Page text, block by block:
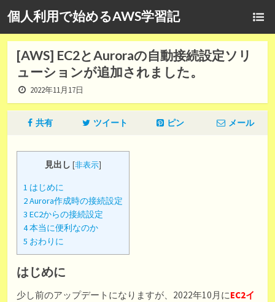
個人利用で始めるAWS学習記
[AWS] EC2とAuroraの自動接続設定ソリ
ューションが追加されました。
2022年11月17日
共有 ツイート ピン メール
見出し [非表示]
1 はじめに
2Aurora作成時の接続設定
3 EC2からの接続設定
4本当に便利なのか
5 おわりに
はじめに
少し前のアップデートになりますが、2022年10月にEC2イ